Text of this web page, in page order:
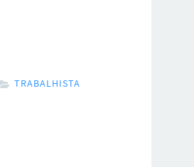
TRABALHISTA